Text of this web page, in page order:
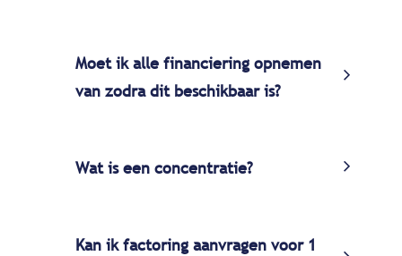
Moet ik alle financiering opnemen
van zodra dit beschikbaar is?
Wat is een concentratie?
Kan ik factoring aanvragen voor 1